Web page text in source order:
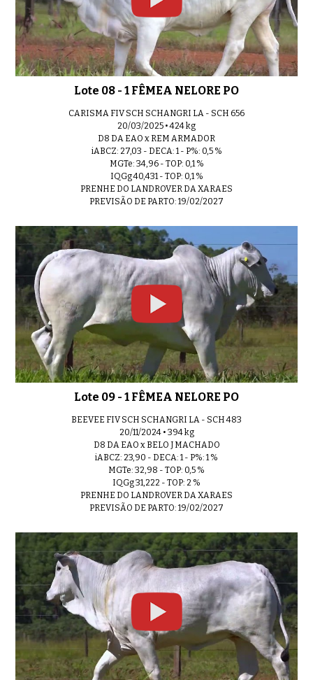
Lote 08 - 1 FÊMEA NELORE PO
CARISMA FIV SCH SCHANGRI LA - SCH 656
20/03/2025 • 424 kg
D8 DA EAO x REM ARMADOR
iABCZ: 27,03 - DECA: 1 - P%: 0,5 %
MGTe: 34,96 - TOP: 0,1 %
IQGg 40,431 - TOP: 0,1 %
PRENHE DO LANDROVER DA XARAES
PREVISÃO DE PARTO: 19/02/2027
Lote 09 - 1 FÊMEA NELORE PO
BEEVEE FIV SCH SCHANGRI LA - SCH 483
20/11/2024 • 394 kg
D8 DA EAO x BELO J MACHADO
iABCZ: 23,90 - DECA: 1 - P%: 1 %
MGTe: 32,98 - TOP: 0,5 %
IQGg 31,222 - TOP: 2 %
PRENHE DO LANDROVER DA XARAES
PREVISÃO DE PARTO: 19/02/2027